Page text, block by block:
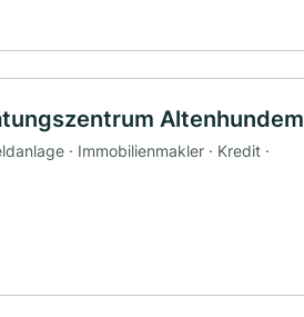
Altenhundem
· Immobilienmakler · Kredit ·